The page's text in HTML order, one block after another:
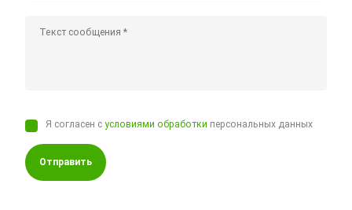
Я согласен сусловиями обработки персональных данных
Отправить